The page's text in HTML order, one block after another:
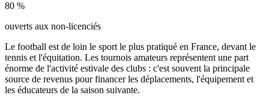
80 %
ouverts aux non-licenciés
Le football est de loin le sport le plus pratiqué en France, devant le
tennis et l'équitation. Les tournois amateurs représentent une part
énorme de l'activité estivale des clubs : c'est souvent la principale
source de revenus pour financer les déplacements, l'équipement et
les éducateurs de la saison suivante.